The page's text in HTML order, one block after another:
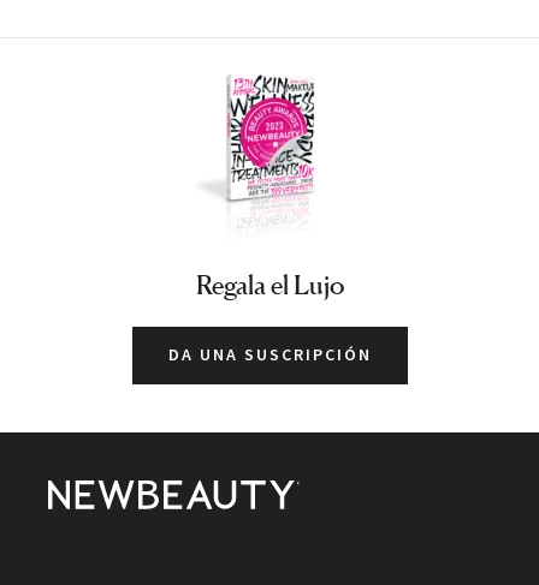
Regala el Lujo
DA UNA SUSCRIPCIÓN